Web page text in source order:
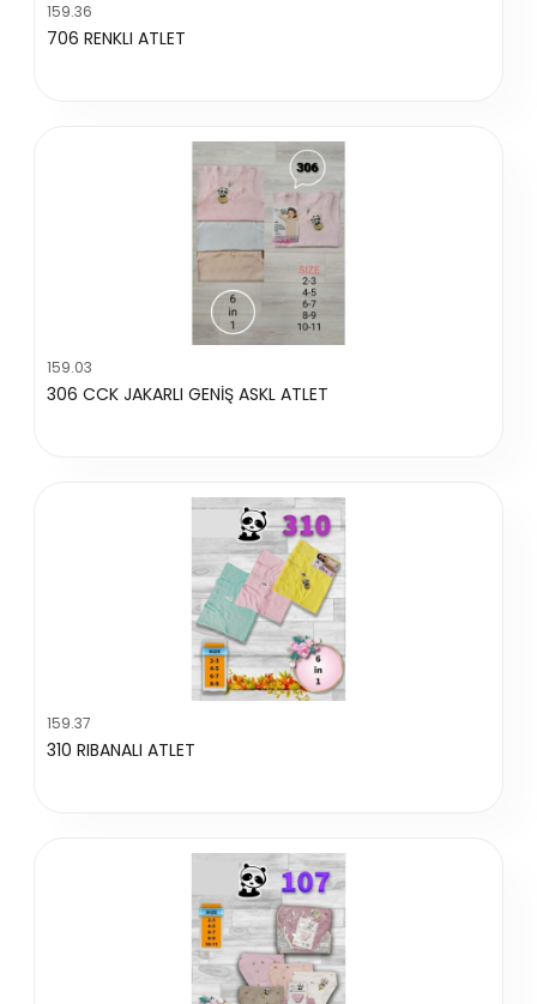
159.36
706 RENKLI ATLET
159.03
306 CCK JAKARLI GENİŞ ASKL ATLET
159.37
310 RIBANALI ATLET